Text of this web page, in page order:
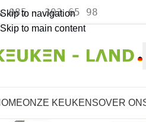
Skip to navigation
Skip to main content
085 - 303 65 98
ONZE KEUKENSOVER